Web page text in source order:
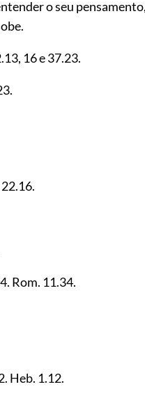
o seu
, 16e37.23.
.
22.16.
. Rom. 11.34.
. Heb. 1.12.